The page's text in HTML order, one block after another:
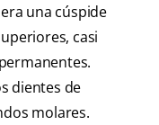
una cúspide
casi
dientes de
molares.